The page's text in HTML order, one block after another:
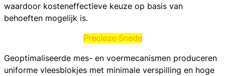
waardoor kosteneffectieve keuze op basis van
behoeften mogelijk is.
Precieze Snede
Geoptimaliseerde mes- en voermecanismen produceren
uniforme vleesblokjes met minimale verspilling en hoge